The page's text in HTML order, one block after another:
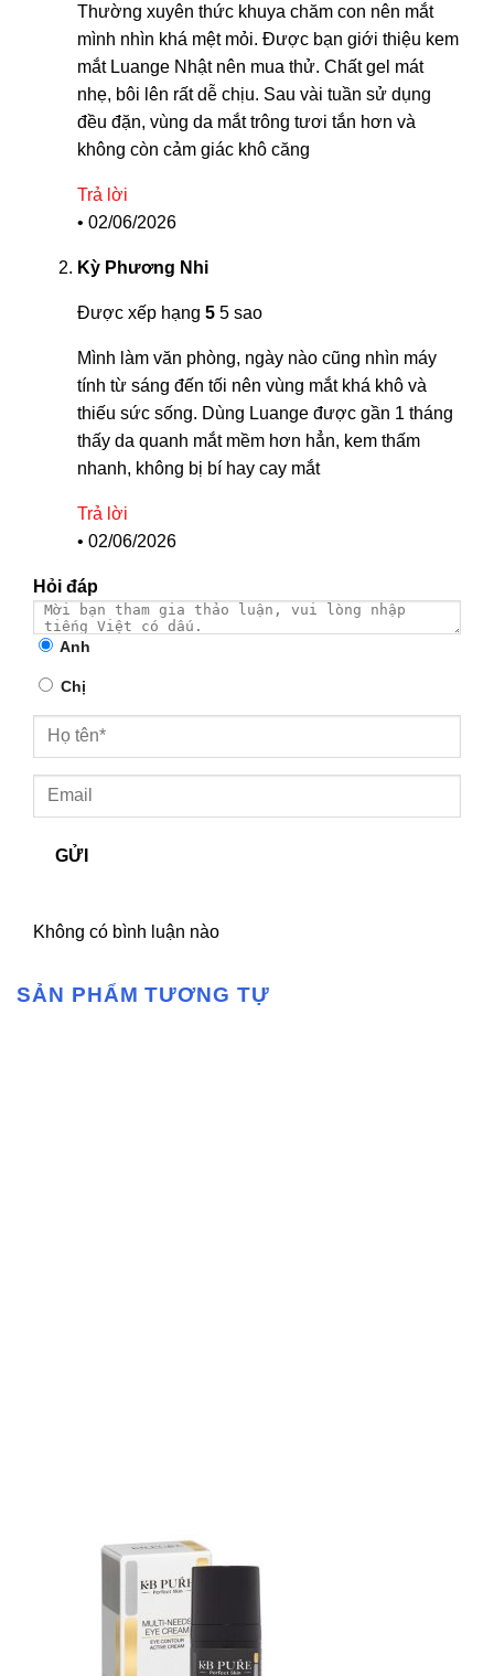
Thường xuyên thức khuya chăm con nên mắt
mình nhìn khá mệt mỏi. Được bạn giới thiệu kem
mắt Luange Nhật nên mua thử. Chất gel mát
nhẹ, bôi lên rất dễ chịu. Sau vài tuần sử dụng
đều đặn, vùng da mắt trông tươi tắn hơn và
không còn cảm giác khô căng
Trả lời
• 02/06/2026
Kỳ Phương Nhi
Được xếp hạng 5 5 sao
Mình làm văn phòng, ngày nào cũng nhìn máy
tính từ sáng đến tối nên vùng mắt khá khô và
thiếu sức sống. Dùng Luange được gần 1 tháng
thấy da quanh mắt mềm hơn hẳn, kem thấm
nhanh, không bị bí hay cay mắt
Trả lời
• 02/06/2026
Hỏi đáp
Anh
Chị
GỬI
Không có bình luận nào
SẢN PHẨM TƯƠNG TỰ